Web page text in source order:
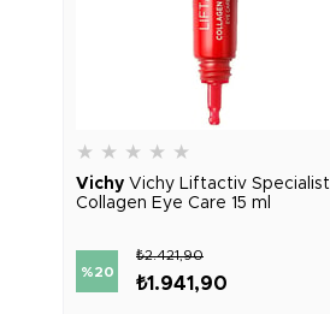
★ ★ ★ ★ ★
Vichy Vichy Liftactiv Specialist
Collagen Eye Care 15 ml
%20
₺1.941,90
₺2.421,90